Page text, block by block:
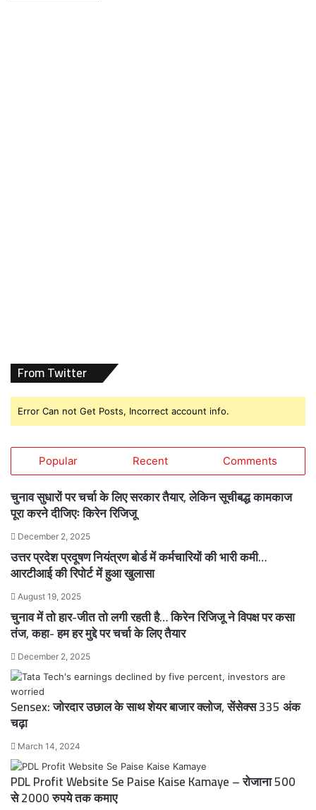
From Twitter
Error Can not Get Posts, Incorrect account info.
Popular Recent Comments
चुनाव सुधारों पर चर्चा के लिए सरकार तैयार, लेकिन सूचीबद्ध कामकाज
पूरा करने दीजिएः किरेन रिजिजू
December 2, 2025
उत्तर प्रदेश प्रदूषण नियंत्रण बोर्ड में कर्मचारियों की भारी कमी…
आरटीआई की रिपोर्ट में हुआ खुलासा
August 19, 2025
चुनाव में तो हार-जीत तो लगी रहती है… किरेन रिजिजू ने विपक्ष पर कसा
तंज, कहा- हम हर मुद्दे पर चर्चा के लिए तैयार
December 2, 2025
Sensex: जोरदार उछाल के साथ शेयर बाजार क्लोज, सेंसेक्स 335 अंक
चढ़ा
March 14, 2024
PDL Profit Website Se Paise Kaise Kamaye – रोजाना 500
से 2000 रुपये तक कमाए